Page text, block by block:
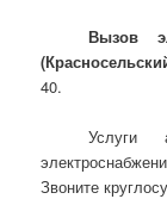
Вызов
40.
Услуги
Звоните